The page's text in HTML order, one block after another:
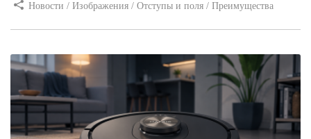
Новости / Изображения / Отступы и поля / Преимущества